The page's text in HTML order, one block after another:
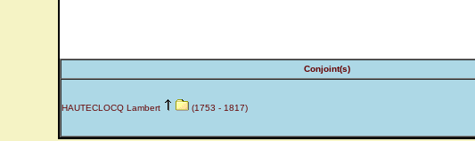
Conjoint(s)
HAUTECLOCQ Lambert (1753 - 1817)